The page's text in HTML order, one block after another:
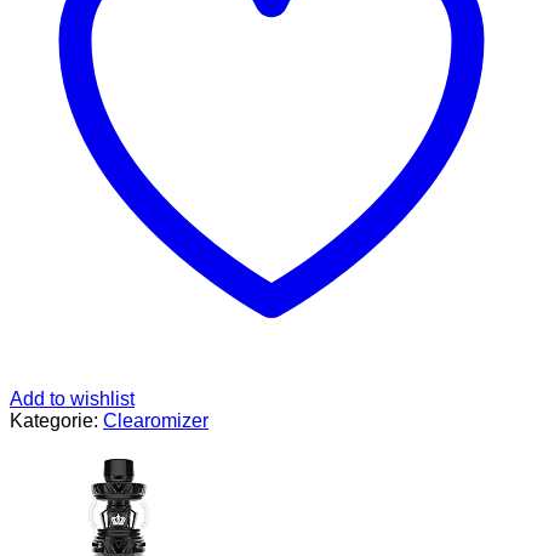
Menge
Add to wishlist
Kategorie: Clearomizer